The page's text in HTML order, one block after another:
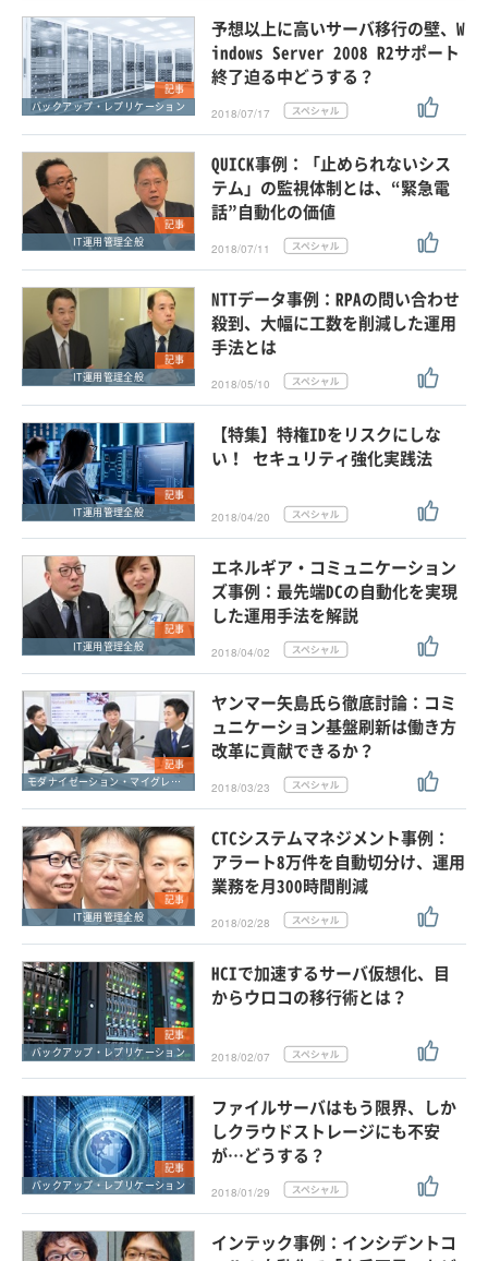
記事
バックアップ・レプリケーション
予想以上に高いサーバ移行の壁、W
indows Server 2008 R2サポート
終了迫る中どうする？
2018/07/17
記事
IT運用管理全般
QUICK事例：「止められないシス
テム」の監視体制とは、“緊急電
話”自動化の価値
2018/07/11
記事
IT運用管理全般
NTTデータ事例：RPAの問い合わせ
殺到、大幅に工数を削減した運用
手法とは
2018/05/10
記事
IT運用管理全般
【特集】特権IDをリスクにしな
い！ セキュリティ強化実践法
2018/04/20
記事
IT運用管理全般
エネルギア・コミュニケーション
ズ事例：最先端DCの自動化を実現
した運用手法を解説
2018/04/02
記事
モダナイゼーション・マイグレーション
ヤンマー矢島氏ら徹底討論：コミ
ュニケーション基盤刷新は働き方
改革に貢献できるか？
2018/03/23
記事
IT運用管理全般
CTCシステムマネジメント事例：
アラート8万件を自動切分け、運用
業務を月300時間削減
2018/02/28
記事
バックアップ・レプリケーション
HCIで加速するサーバ仮想化、目
からウロコの移行術とは？
2018/02/07
記事
バックアップ・レプリケーション
ファイルサーバはもう限界、しか
しクラウドストレージにも不安
が…どうする？
2018/01/29
インテック事例：インシデントコ